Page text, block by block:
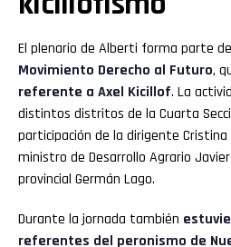
El plenario de Alberti forma parte
Movimiento Derecho al Futuro,
referente a Axel Kicillof. La
distintos distritos de la Cuarta
participación de la dirigente Cristina
ministro de Desarrollo Agrario
provincial Germán Lago.
Durante la jornada también
referentes del peronismo de